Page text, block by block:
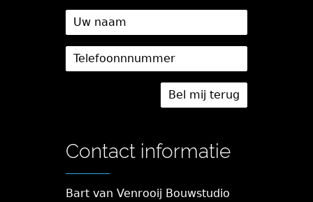
Contact informatie
Bart van Venrooij Bouwstudio